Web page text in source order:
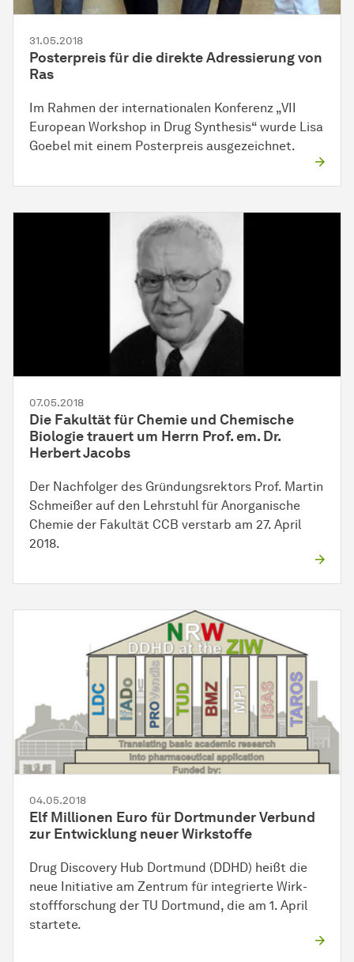
31.05.2018
Posterpreis für diedi­rek­teAdressierung von
Ras
Im Rahmen der internationalen Konferenz „VII
European Workshop in Drug Synthesis“ wurde Lisa
Goebel mit einem Posterpreis ausgezeichnet.
07.05.2018
Die Fakultät für Chemie und Chemische
Biologie trauert um Herrn Prof. em. Dr.
Herbert Jacobs
Der Nachfolger des Gründungsrektors Prof. Martin
Schmeißer auf den Lehrstuhl für Anorganische
Chemie der Fakultät CCB verstarb am 27. April
2018.
04.05.2018
Elf Millionen Euro für Dortmunder Verbund
zur Ent­wick­lung neuerWirk­stof­fe
Drug Discovery Hub Dortmund (DDHD) heißt die
neue Initiative am Zentrum für integrierte Wirk­
stoff­for­schung der TU Dortmund, die am 1. April
startete.